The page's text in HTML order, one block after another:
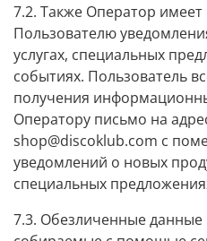
7.2. Также Оператор
Пользователю
услугах, специальных
событиях. Пользователь
получения
Оператору письмо на
shop@discoklub.com с
уведомлений о новых
специальных
7.3. Обезличенные данные